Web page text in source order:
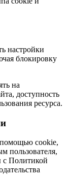
настройки
блокировку
на
доступность
ресурса.
помощью cookie,
пользователя,
с Политикой